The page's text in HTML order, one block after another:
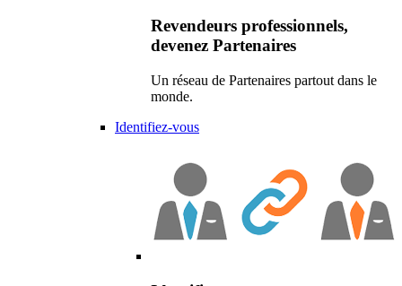
Revendeurs professionnels,
devenez Partenaires
Un réseau de Partenaires partout dans le
monde.
Identifiez-vous